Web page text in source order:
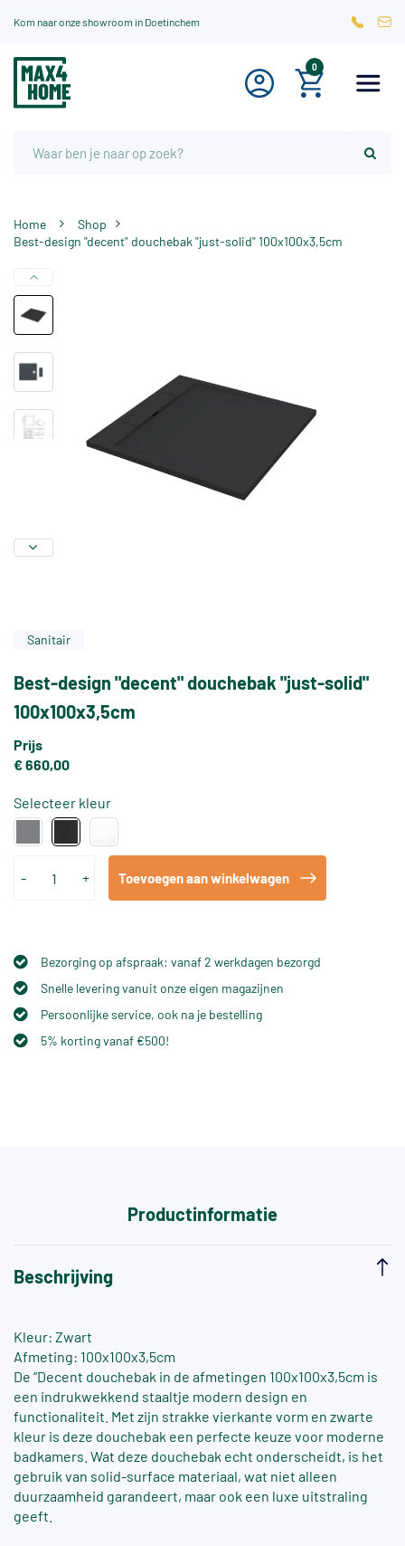
Kom naar onze showroom in Doetinchem
0
Home
Shop
Best-design "decent" douchebak "just-solid" 100x100x3,5cm
Sanitair
Best-design "decent" douchebak "just-solid"
100x100x3,5cm
Prijs
€ 660,00
Selecteer kleur
- + Toevoegen aan winkelwagen
Bezorging op afspraak: vanaf 2 werkdagen bezorgd
Snelle levering vanuit onze eigen magazijnen
Persoonlijke service, ook na je bestelling
5% korting vanaf €500!
Productinformatie
Beschrijving
Kleur: Zwart
Afmeting: 100x100x3,5cm
De “Decent douchebak in de afmetingen 100x100x3,5cm is
een indrukwekkend staaltje modern design en
functionaliteit. Met zijn strakke vierkante vorm en zwarte
kleur is deze douchebak een perfecte keuze voor moderne
badkamers. Wat deze douchebak echt onderscheidt, is het
gebruik van solid-surface materiaal, wat niet alleen
duurzaamheid garandeert, maar ook een luxe uitstraling
geeft.